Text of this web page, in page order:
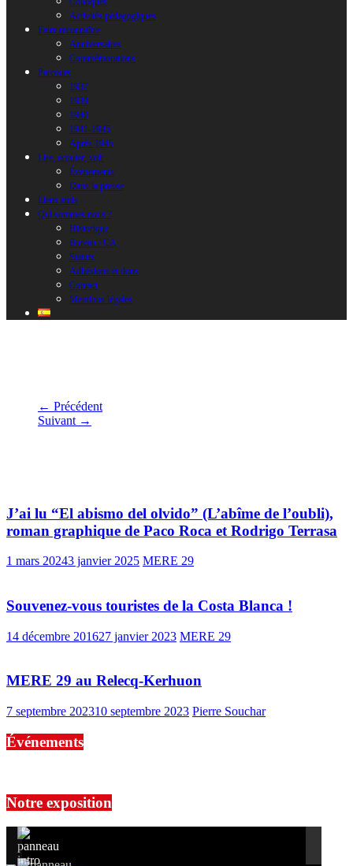
Activités pédagogiques
Faire reconnaître
Anniversaires
Commémorations
Parcours
1937
1939
1940
1941-1945
Après 1945
Lire, écouter, voir
Évènements
Dans la presse
Liens amis
Qui sommes nous ?
Historique
Bureau / CA
Statuts
Adhésions et dons
Contact
Mentions légales
← Précédent
Suivant →
J’ai lu “El abismo del olvido” (L’abîme de l’oubli),
roman graphique de Paco Roca et Rodrigo Terrasa
1 mars 20243 janvier 2025 MERE 29
Souvenez-vous touristes de la Costa Blanca !
14 décembre 201627 janvier 2023 MERE 29
MERE 29 au Relecq-Kerhuon
7 septembre 202310 septembre 2023 Pierre Souchar
Événements
Notre exposition